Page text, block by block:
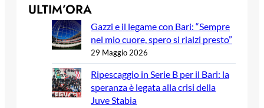
ULTIM’ORA
Gazzi e il legame con Bari: “Sempre
nel mio cuore, spero si rialzi presto”
29 Maggio 2026
Ripescaggio in Serie B per il Bari: la
speranza è legata alla crisi della
Juve Stabia